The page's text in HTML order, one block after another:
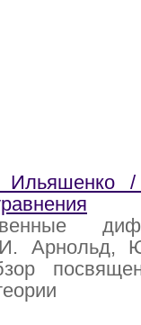
/
Арнольд,